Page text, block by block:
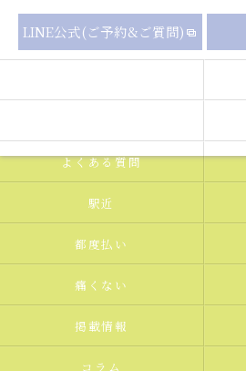
LINE公式(ご予約&ご質問)
よくある質問
駅近
都度払い
痛くない
掲載情報
コラム